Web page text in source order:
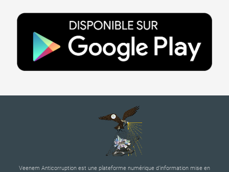
Veenem Anticorruption est une plateforme numérique d’information mise en